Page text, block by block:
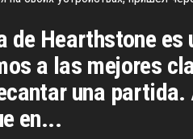
de Hearthstone
a las mejores
una
en...